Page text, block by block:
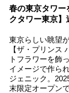
春の東京タワー
クタワー東京】
東京らしい眺望
【ザ・プリンス
トフラワーを飾
イメージで作ら
ジェニック。
末限定オープンで